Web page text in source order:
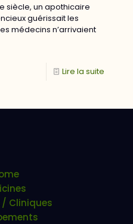
siècle, un apothicaire
guérissait les
médecins n’arrivaient
Lire la suite
/ Cliniques